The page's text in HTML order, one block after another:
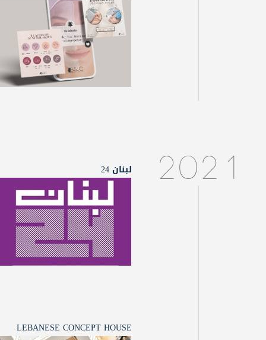
2021 لبنان 24
LEBANESE CONCEPT HOUSE